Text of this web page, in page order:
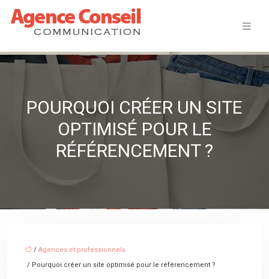
POURQUOI CRÉER UN SITE
OPTIMISÉ POUR LE
RÉFÉRENCEMENT ?
/ Agences et professionnels
/ Pourquoi créer un site optimisé pour le référencement ?